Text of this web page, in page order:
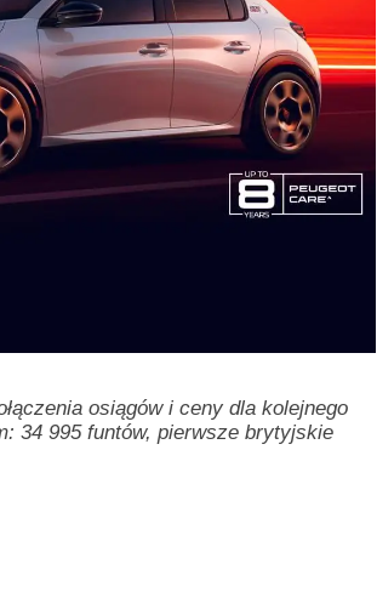
osiągów i ceny dla kolejnego
34 995 funtów, pierwsze brytyjskie